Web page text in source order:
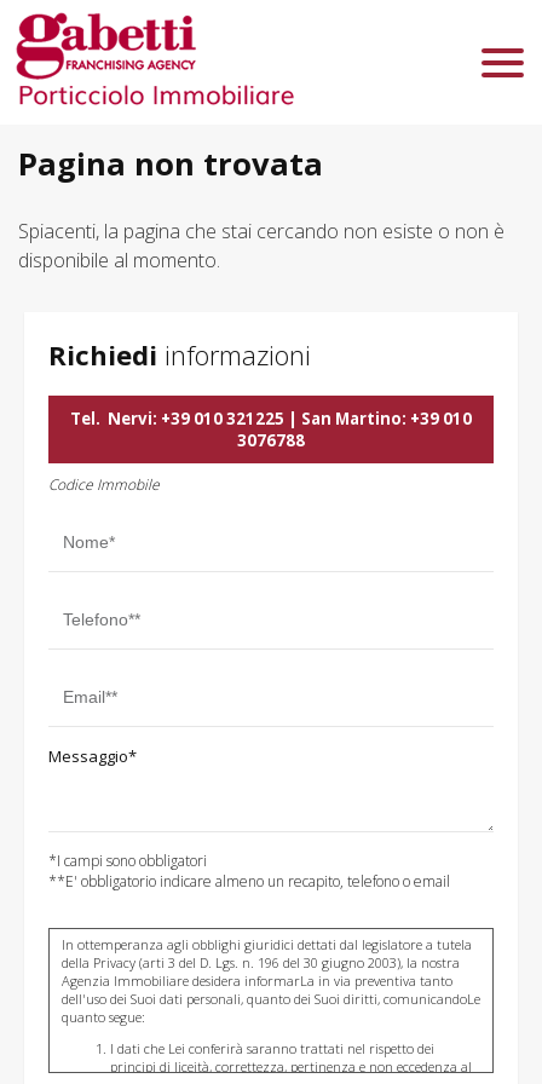
Chi Siamo
Immobili In Vendita
Immobili In Affitto
Lascia Una Richiesta
Contatti
Pagina non trovata
Spiacenti, la pagina che stai cercando non esiste o non è
disponibile al momento.
Richiedi informazioni
Tel. Nervi: +39 010 321225 | San Martino: +39 010
3076788
Codice Immobile
Messaggio*
*I campi sono obbligatori
**E' obbligatorio indicare almeno un recapito, telefono o email
In ottemperanza agli obblighi giuridici dettati dal legislatore a tutela
della Privacy (arti 3 del D. Lgs. n. 196 del 30 giugno 2003), la nostra
Agenzia Immobiliare desidera informarLa in via preventiva tanto
dell'uso dei Suoi dati personali, quanto dei Suoi diritti, comunicandoLe
quanto segue:
I dati che Lei conferirà saranno trattati nel rispetto dei
principi di liceità, correttezza, pertinenza e non eccedenza al